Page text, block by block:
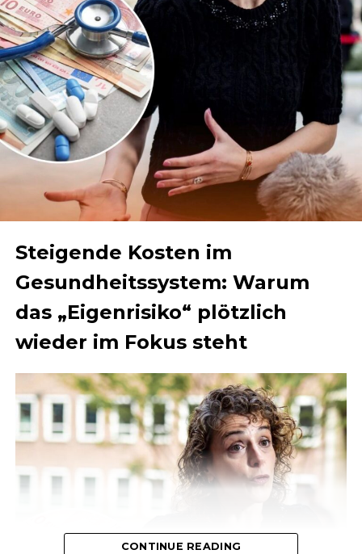
Steigende Kosten im
Gesundheitssystem: Warum
das „Eigenrisiko“ plötzlich
wieder im Fokus steht
CONTINUE READING